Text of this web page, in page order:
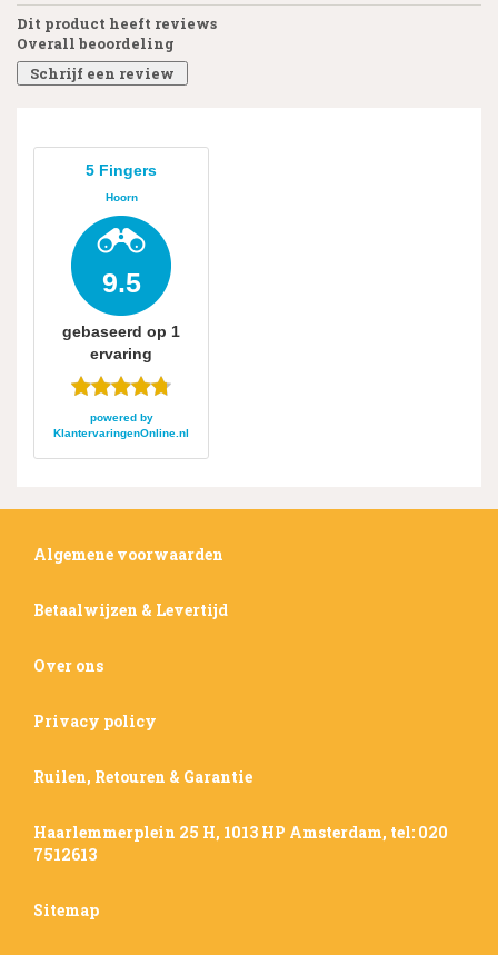
Dit product heeft reviews
Overall beoordeling
Schrijf een review
5 Fingers
Hoorn
9.5
gebaseerd op 1
ervaring
powered by
KlantervaringenOnline.nl
Algemene voorwaarden
Betaalwijzen & Levertijd
Over ons
Privacy policy
Ruilen, Retouren & Garantie
Haarlemmerplein 25 H, 1013 HP Amsterdam, tel: 020
7512613
Sitemap